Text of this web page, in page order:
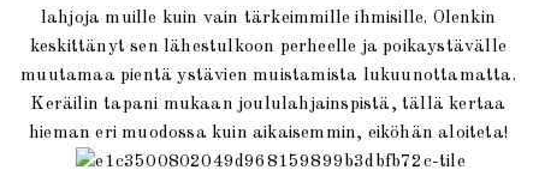
lahjoja muille kuin vain tärkeimmille ihmisille. Olenkin
keskittänyt sen lähestulkoon perheelle ja poikaystävälle
muutamaa pientä ystävien muistamista lukuunottamatta.
Keräilin tapani mukaan joululahjainspistä, tällä kertaa
hieman eri muodossa kuin aikaisemmin, eiköhän aloiteta!